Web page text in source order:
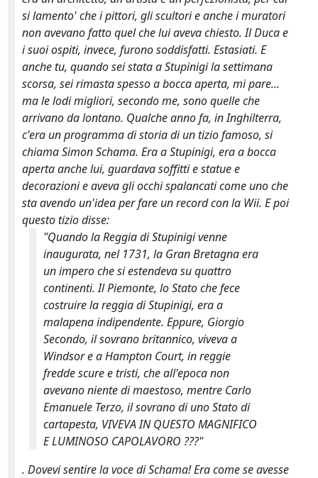
si lamento' che i pittori, gli scultori e anche i muratori
non avevano fatto quel che lui aveva chiesto. Il Duca e
i suoi ospiti, invece, furono soddisfatti. Estasiati. E
anche tu, quando sei stata a Stupinigi la settimana
scorsa, sei rimasta spesso a bocca aperta, mi pare...
ma le lodi migliori, secondo me, sono quelle che
arrivano da lontano. Qualche anno fa, in Inghilterra,
c'era un programma di storia di un tizio famoso, si
chiama Simon Schama. Era a Stupinigi, era a bocca
aperta anche lui, guardava soffitti e statue e
decorazioni e aveva gli occhi spalancati come uno che
sta avendo un'idea per fare un record con la Wii. E poi
questo tizio disse:
"Quando la Reggia di Stupinigi venne
inaugurata, nel 1731, la Gran Bretagna era
un impero che si estendeva su quattro
continenti. Il Piemonte, lo Stato che fece
costruire la reggia di Stupinigi, era a
malapena indipendente. Eppure, Giorgio
Secondo, il sovrano britannico, viveva a
Windsor e a Hampton Court, in reggie
fredde scure e tristi, che all'epoca non
avevano niente di maestoso, mentre Carlo
Emanuele Terzo, il sovrano di uno Stato di
cartapesta, VIVEVA IN QUESTO MAGNIFICO
E LUMINOSO CAPOLAVORO ???"
. Dovevi sentire la voce di Schama! Era come se avesse